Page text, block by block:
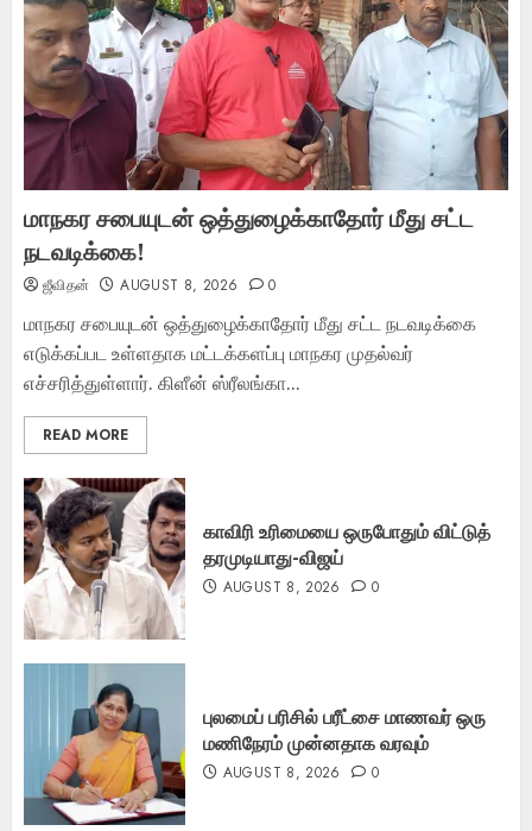
மாநகர சபையுடன் ஒத்துழைக்காதோர் மீது சட்ட
நடவடிக்கை!
ஜீவிதன் AUGUST 8, 2026 0
மாநகர சபையுடன் ஒத்துழைக்காதோர் மீது சட்ட நடவடிக்கை
எடுக்கப்பட உள்ளதாக மட்டக்களப்பு மாநகர முதல்வர்
எச்சரித்துள்ளார். கிளீன் ஸ்ரீலங்கா...
READ MORE
காவிரி உரிமையை ஒருபோதும் விட்டுத்
தரமுடியாது-விஜய்
AUGUST 8, 2026 0
புலமைப் பரிசில் பரீட்சை மாணவர் ஒரு
மணிநேரம் முன்னதாக வரவும்
AUGUST 8, 2026 0